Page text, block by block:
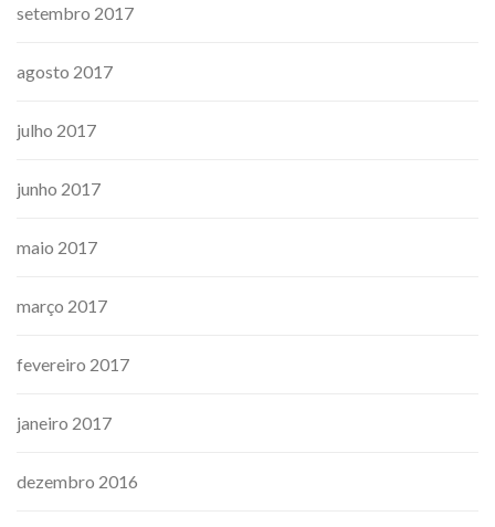
setembro 2017
agosto 2017
julho 2017
junho 2017
maio 2017
março 2017
fevereiro 2017
janeiro 2017
dezembro 2016